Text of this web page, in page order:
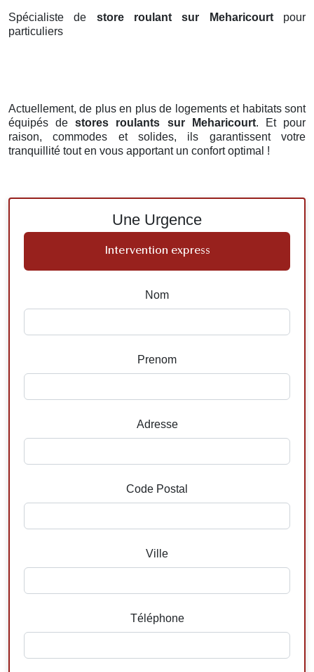
Spécialiste de store roulant sur Meharicourt pour
particuliers
Actuellement, de plus en plus de logements et habitats sont
équipés destores roulants sur Meharicourt. Et pour
raison, commodes et solides, ils garantissent votre
tranquillité tout en vous apportant un confort optimal !
Une Urgence
Intervention express
Nom
Prenom
Adresse
Code Postal
Ville
Téléphone